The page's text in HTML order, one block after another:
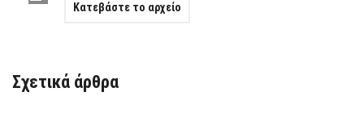
Κατεβάστε το αρχείο
Σχετικά άρθρα